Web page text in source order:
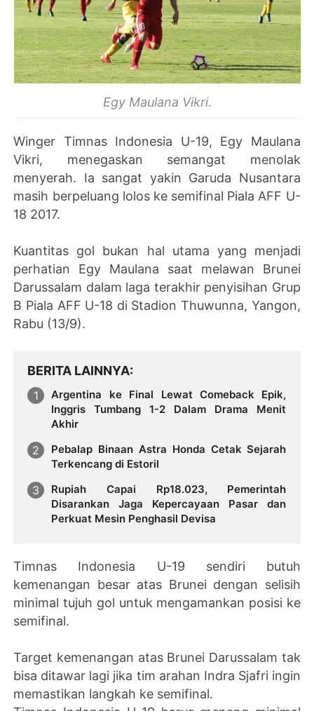
Egy Maulana Vikri.
Winger Timnas Indonesia U-19, Egy Maulana
Vikri, menegaskan semangat menolak
menyerah. Ia sangat yakin Garuda Nusantara
masih berpeluang lolos ke semifinal Piala AFF U-
18 2017.
Kuantitas gol bukan hal utama yang menjadi
perhatian Egy Maulana saat melawan Brunei
Darussalam dalam laga terakhir penyisihan Grup
B Piala AFF U-18 di Stadion Thuwunna, Yangon,
Rabu (13/9).
BERITA LAINNYA
Argentina ke Final Lewat Comeback Epik,
Inggris Tumbang 1-2 Dalam Drama Menit
Akhir
Pebalap Binaan Astra Honda Cetak Sejarah
Terkencang di Estoril
Rupiah Capai Rp18.023, Pemerintah
Disarankan Jaga Kepercayaan Pasar dan
Perkuat Mesin Penghasil Devisa
Timnas Indonesia U-19 sendiri butuh
kemenangan besar atas Brunei dengan selisih
minimal tujuh gol untuk mengamankan posisi ke
semifinal.
Target kemenangan atas Brunei Darussalam tak
bisa ditawar lagi jika tim arahan Indra Sjafri ingin
memastikan langkah ke semifinal.